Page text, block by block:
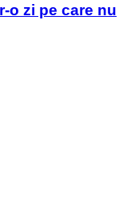
o zi pe care nu